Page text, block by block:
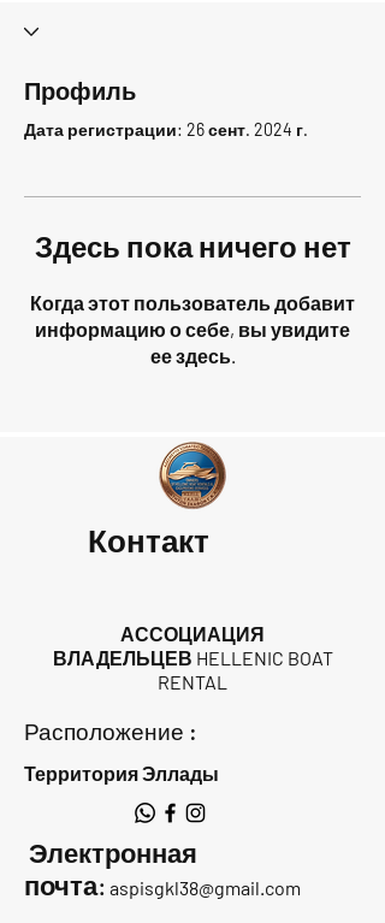
Профиль
Дата регистрации: 26 сент. 2024 г.
Здесь пока ничего нет
Когда этот пользователь добавит
информацию о себе, вы увидите
ее здесь.
Контакт
АССОЦИАЦИЯ
ВЛАДЕЛЬЦЕВ HELLENIC BOAT
RENTAL
Расположение :
Территория Эллады
Электронная
почта: aspisgkl38@gmail.com